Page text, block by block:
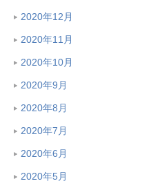
2020年12月
2020年11月
2020年10月
2020年9月
2020年8月
2020年7月
2020年6月
2020年5月